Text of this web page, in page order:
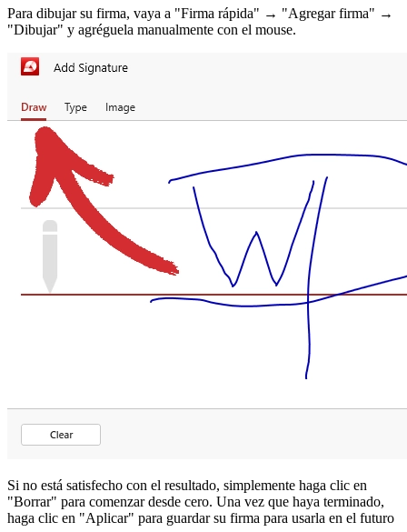
Para dibujar su firma, vaya a "Firma rápida" → "Agregar firma" →
"Dibujar" y agréguela manualmente con el mouse.
Si no está satisfecho con el resultado, simplemente haga clic en
"Borrar" para comenzar desde cero. Una vez que haya terminado,
haga clic en "Aplicar" para guardar su firma para usarla en el futuro